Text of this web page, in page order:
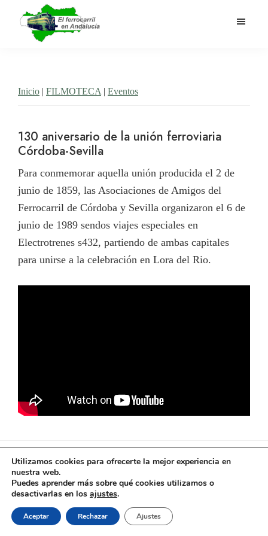
contenido
Andalucía
ferrocarril
Inicio | FILMOTECA | Eventos
130 aniversario de la unión ferroviaria
Córdoba-Sevilla
Para conmemorar aquella unión producida el 2 de
junio de 1859, las Asociaciones de Amigos del
Ferrocarril de Córdoba y Sevilla organizaron el 6 de
junio de 1989 sendos viajes especiales en
Electrotrenes s432, partiendo de ambas capitales
para unirse a la celebración en Lora del Rio.
El ferrocarril en Andalucía © 2026
Utilizamos cookies para ofrecerte la mejor experiencia en
nuestra web.
Puedes aprender más sobre qué cookies utilizamos o
desactivarlas en los ajustes.
Aceptar Rechazar Ajustes